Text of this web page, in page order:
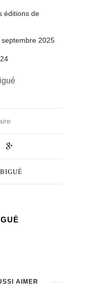
éditions de
2025
AIMER